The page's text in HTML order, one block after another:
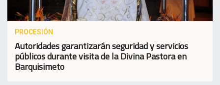
PROCESIÓN
Autoridades garantizarán seguridad y servicios
públicos durante visita de la Divina Pastora en
Barquisimeto